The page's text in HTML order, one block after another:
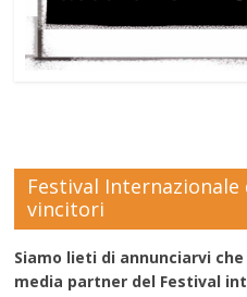
Festival
vincitori
Siamo lieti di annunciarvi
media partner del Festival